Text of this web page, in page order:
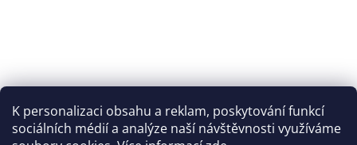
K personalizaci obsahu a reklam, poskytování funkcí
sociálních médií a analýze naší návštěvnosti využíváme
Sledovat na Instagramu